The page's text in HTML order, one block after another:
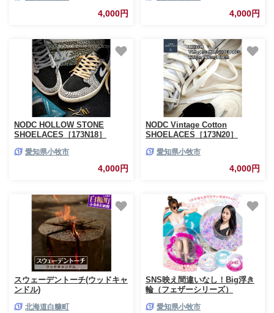
4,000円 4,000円
NODC HOLLOW STONE
SHOELACES［173N18］
愛知県小牧市
4,000円
NODC Vintage Cotton
SHOELACES［173N20］
愛知県小牧市
4,000円
スウェーデントーチ(ウッドキャ
ンドル)
北海道白糠町
SNS映え間違いなし！Big浮き
輪（フェザーシリーズ）
愛知県小牧市